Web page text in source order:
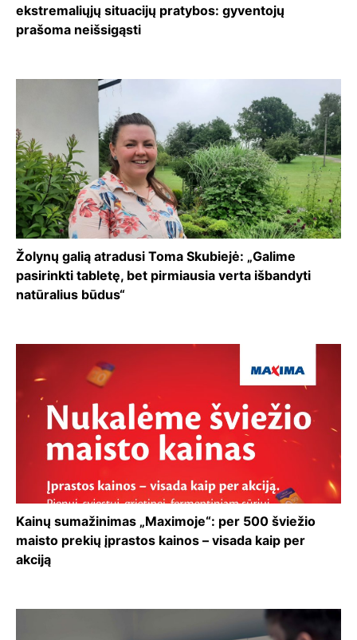
ekstremaliųjų situacijų pratybos: gyventojų
prašoma neišsigąsti
Žolynų galią atradusi Toma Skubiejė: „Galime
pasirinkti tabletę, bet pirmiausia verta išbandyti
natūralius būdus“
Kainų sumažinimas „Maximoje“: per 500 šviežio
maisto prekių įprastos kainos – visada kaip per
akciją